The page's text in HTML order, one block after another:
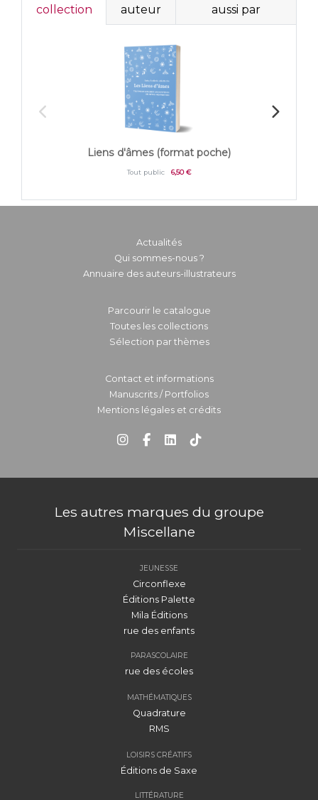
collection
auteur
aussi par
Liens d'âmes (format poche)
Tout public 6,50 €
Actualités
Qui sommes-nous ?
Annuaire des auteurs-illustrateurs
Parcourir le catalogue
Toutes les collections
Sélection par thèmes
Contact et informations
Manuscrits / Portfolios
Mentions légales et crédits
Les autres marques du groupe
Miscellane
JEUNESSE
Circonflexe
Éditions Palette
Mila Éditions
rue des enfants
PARASCOLAIRE
rue des écoles
MATHÉMATIQUES
Quadrature
RMS
LOISIRS CRÉATIFS
Éditions de Saxe
LITTÉRATURE